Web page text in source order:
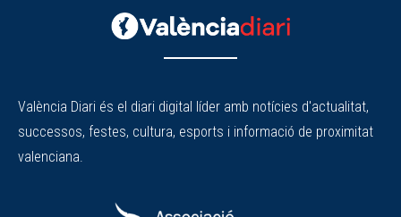
València Diari és el diari digital líder amb notícies d'actualitat,
successos, festes, cultura, esports i informació de proximitat
valenciana.